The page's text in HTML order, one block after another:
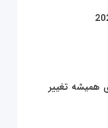
همیشه تغییر